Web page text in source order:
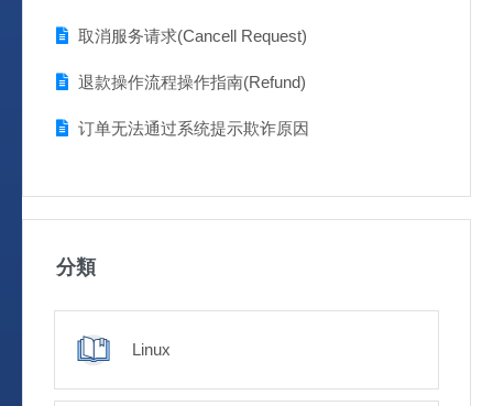
取消服务请求(Cancell Request)
退款操作流程操作指南(Refund)
订单无法通过系统提示欺诈原因
分類
Linux